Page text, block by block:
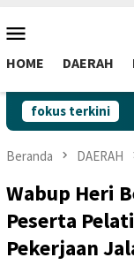
to
contentMobile
HOME DAERAH
fokus terkini
Beranda DAERAH
Wabup Heri
Peserta
Pekerjaan